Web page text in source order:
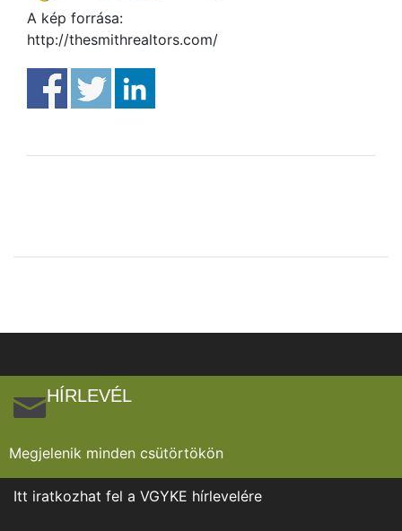
A kép forrása:
http://thesmithrealtors.com/
HÍRLEVÉL
Megjelenik minden csütörtökön
Itt iratkozhat fel a VGYKE hírlevelére